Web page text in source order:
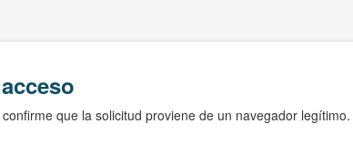
que la solicitud proviene de un navegador legítimo.